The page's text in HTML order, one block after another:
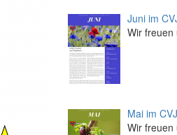
Juni im
Wir freuen
Mai im
Wir freuen